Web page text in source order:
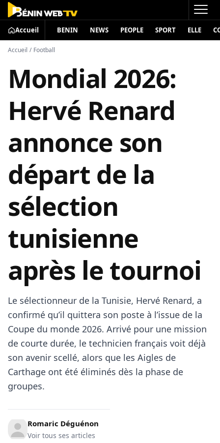
Accueil BENIN NEWS PEOPLE SPORT ELLE
Accueil / Football
Mondial 2026:
Hervé Renard
annonce son
départ de la
sélection
tunisienne
après le tournoi
Le sélectionneur de la Tunisie, Hervé Renard, a
confirmé qu’il quittera son poste à l’issue de la
Coupe du monde 2026. Arrivé pour une mission
de courte durée, le technicien français voit déjà
son avenir scellé, alors que les Aigles de
Carthage ont été éliminés dès la phase de
groupes.
Romaric Déguénon
Voir tous ses articles